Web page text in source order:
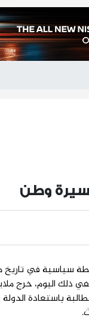
سياسية في
ذلك اليوم، خرج
باستعادة